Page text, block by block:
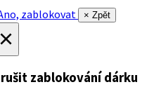
zablokovat
× Zpět
zablokování dárku